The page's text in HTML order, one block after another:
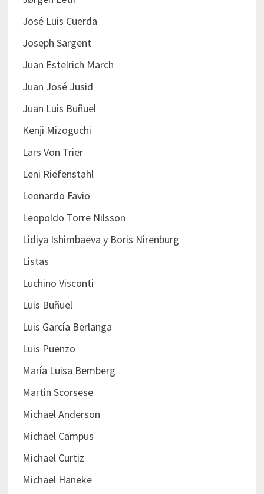
José Luis Cuerda
Joseph Sargent
Juan Estelrich March
Juan José Jusid
Juan Luis Buñuel
Kenji Mizoguchi
Lars Von Trier
Leni Riefenstahl
Leonardo Favio
Leopoldo Torre Nilsson
Lidiya Ishimbaeva y Boris Nirenburg
Listas
Luchino Visconti
Luis Buñuel
Luis García Berlanga
Luis Puenzo
María Luisa Bemberg
Martin Scorsese
Michael Anderson
Michael Campus
Michael Curtiz
Michael Haneke